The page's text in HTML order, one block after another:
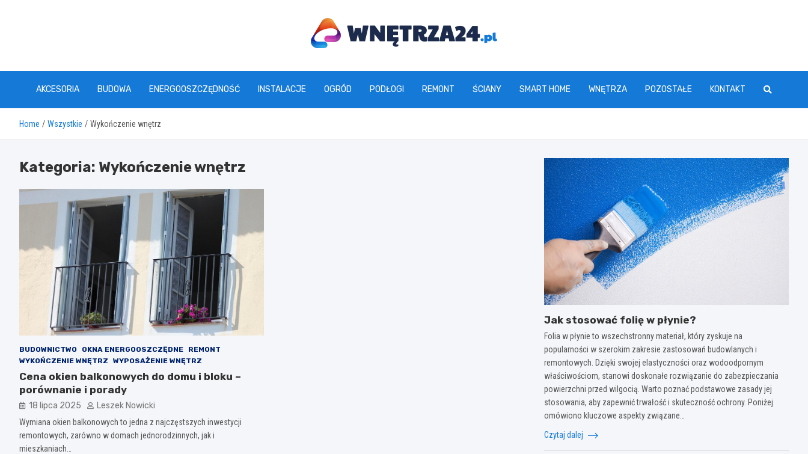
www.wnetrza24.pl
AKCESORIA BUDOWA ENERGOOSZCZĘDNOŚĆ INSTALACJE OGRÓD PODŁOGI REMONT ŚCIANY SMART HOME WNĘTRZA POZOSTAŁE KONTAKT
Home Wszystkie Wykończenie wnętrz
Kategoria: Wykończenie wnętrz
BUDOWNICTWO OKNA ENERGOOSZCZĘDNE
REMONT
WYKOŃCZENIE WNĘTRZ
WYPOSAŻENIE WNĘTRZ
Cena okien balkonowych do domu i bloku –
porównanie i porady
18 lipca 2025 Leszek Nowicki
Wymiana okien balkonowych to jedna z najczęstszych inwestycji
remontowych, zarówno w domach jednorodzinnych, jak i
mieszkaniach…
Jak stosować folię w płynie?
Folia w płynie to wszechstronny materiał, który zyskuje na
popularności w szerokim zakresie zastosowań budowlanych i
remontowych. Dzięki swojej elastyczności oraz wodoodpornym
właściwościom, stanowi doskonałe rozwiązanie do zabezpieczania
powierzchni przed wilgocią. Warto poznać podstawowe zasady jej
stosowania, aby zapewnić trwałość i skuteczność ochrony. Poniżej
omówiono kluczowe aspekty związane…
Czytaj dalej